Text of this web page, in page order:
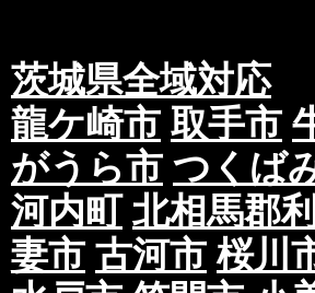
す。
個人情報の滅失、き損、漏
正。
当社は、お客様の個人情報を
セスなどのあらゆる危険性に
適切な個人情報の取扱いと運
ます。
4.個人情報に関する法令お
茨城県全域対応
龍ケ崎市 取手市
がうら市 つくば
河内町 北相馬郡
妻市 古河市 桜川